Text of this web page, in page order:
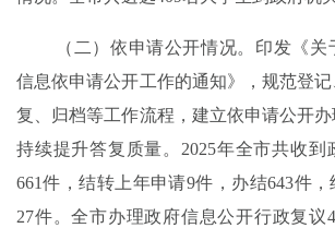
（二）依申请公开情况。 印发《关
信息依申请公开工作的通知》
，规范登
复、归档等工作流程， 建立依申请公开办
持续提升答复质量。 2025年全市共收到
661件，结转上年申请9件，办结643件，
27件。全市办理政府信息公开行政复议